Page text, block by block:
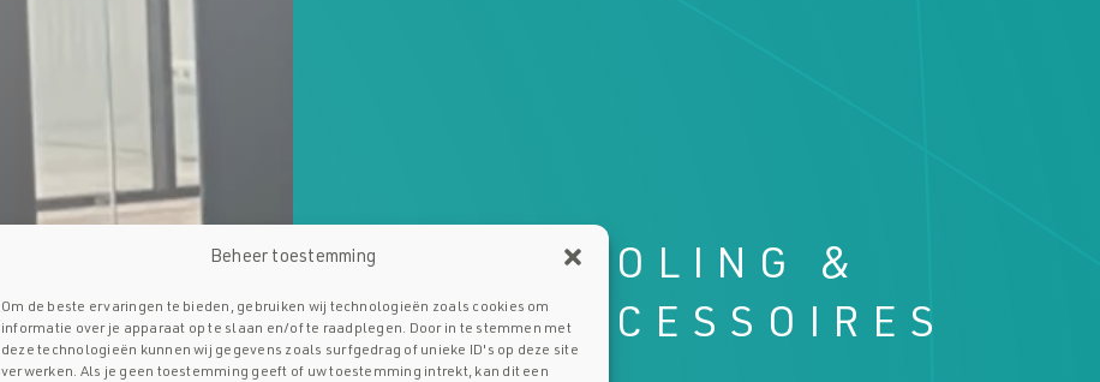
Beheer toestemming
Om de beste ervaringen te bieden, gebruiken wij technologieën zoals cookies om
informatie over je apparaat op te slaan en/of te raadplegen. Door in te stemmen met
deze technologieën kunnen wij gegevens zoals surfgedrag of unieke ID's op deze site
verwerken. Als je geen toestemming geeft of uw toestemming intrekt, kan dit een
TOOLING &
ACCESSOIRES